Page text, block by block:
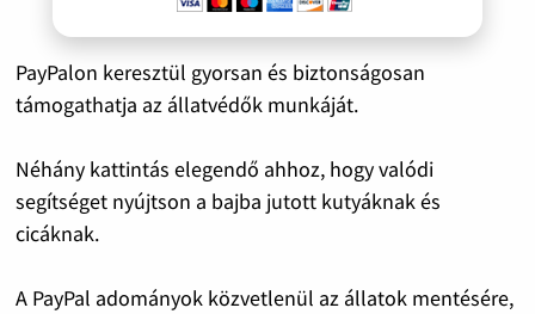
PayPalon keresztül gyorsan és biztonságosan
támogathatja az állatvédők munkáját.
Néhány kattintás elegendő ahhoz, hogy valódi
segítséget nyújtson a bajba jutott kutyáknak és
cicáknak.
A PayPal adományok közvetlenül az állatok mentésére,